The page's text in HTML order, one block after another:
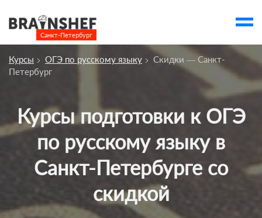
Санкт-Петербург
Посмотреть по России
Курсы Санкт-Петербурга
Компании
Профессии
Люди
Курсы ОГЭ по русскому языку
Скидки — Санкт-
Петербург
Курсы подготовки к ОГЭ
по русскому языку в
Санкт-Петербурге со
скидкой